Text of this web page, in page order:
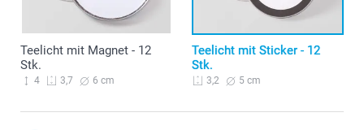
Teelicht mit Magnet - 12
Stk.
4 3,7 6 cm
Teelicht mit Sticker - 12
Stk.
3,2 5 cm